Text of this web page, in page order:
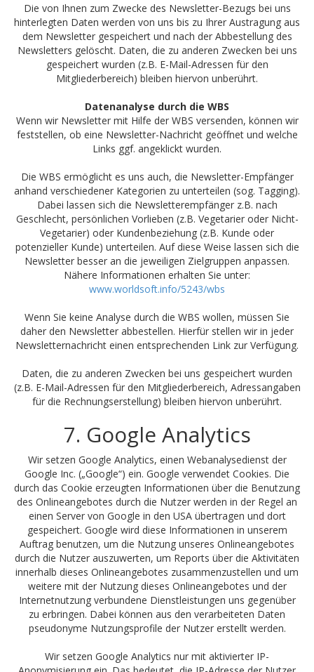
Die von Ihnen zum Zwecke des Newsletter-Bezugs bei uns
hinterlegten Daten werden von uns bis zu Ihrer Austragung aus
dem Newsletter gespeichert und nach der Abbestellung des
Newsletters gelöscht. Daten, die zu anderen Zwecken bei uns
gespeichert wurden (z.B. E-Mail-Adressen für den
Mitgliederbereich) bleiben hiervon unberührt.
Datenanalyse durch die WBS
Wenn wir Newsletter mit Hilfe der WBS versenden, können wir
feststellen, ob eine Newsletter-Nachricht geöffnet und welche
Links ggf. angeklickt wurden.
Die WBS ermöglicht es uns auch, die Newsletter-Empfänger
anhand verschiedener Kategorien zu unterteilen (sog. Tagging).
Dabei lassen sich die Newsletterempfänger z.B. nach
Geschlecht, persönlichen Vorlieben (z.B. Vegetarier oder Nicht-
Vegetarier) oder Kundenbeziehung (z.B. Kunde oder
potenzieller Kunde) unterteilen. Auf diese Weise lassen sich die
Newsletter besser an die jeweiligen Zielgruppen anpassen.
Nähere Informationen erhalten Sie unter:
www.worldsoft.info/5243/wbs
Wenn Sie keine Analyse durch die WBS wollen, müssen Sie
daher den Newsletter abbestellen. Hierfür stellen wir in jeder
Newsletternachricht einen entsprechenden Link zur Verfügung.
Daten, die zu anderen Zwecken bei uns gespeichert wurden
(z.B. E-Mail-Adressen für den Mitgliederbereich, Adressangaben
für die Rechnungserstellung) bleiben hiervon unberührt.
7. Google Analytics
Wir setzen Google Analytics, einen Webanalysedienst der
Google Inc. („Google“) ein. Google verwendet Cookies. Die
durch das Cookie erzeugten Informationen über die Benutzung
des Onlineangebotes durch die Nutzer werden in der Regel an
einen Server von Google in den USA übertragen und dort
gespeichert. Google wird diese Informationen in unserem
Auftrag benutzen, um die Nutzung unseres Onlineangebotes
durch die Nutzer auszuwerten, um Reports über die Aktivitäten
innerhalb dieses Onlineangebotes zusammenzustellen und um
weitere mit der Nutzung dieses Onlineangebotes und der
Internetnutzung verbundene Dienstleistungen uns gegenüber
zu erbringen. Dabei können aus den verarbeiteten Daten
pseudonyme Nutzungsprofile der Nutzer erstellt werden.
Wir setzen Google Analytics nur mit aktivierter IP-